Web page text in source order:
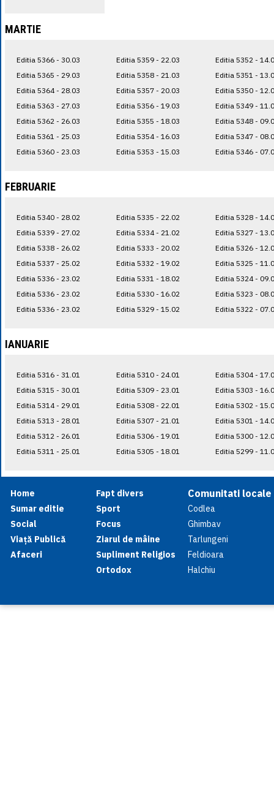
MARTIE
Editia 5366 - 30.03
Editia 5365 - 29.03
Editia 5364 - 28.03
Editia 5363 - 27.03
Editia 5362 - 26.03
Editia 5361 - 25.03
Editia 5360 - 23.03
Editia 5359 - 22.03
Editia 5358 - 21.03
Editia 5357 - 20.03
Editia 5356 - 19.03
Editia 5355 - 18.03
Editia 5354 - 16.03
Editia 5353 - 15.03
Editia 5352 -
Editia 5351 -
Editia 5350 -
Editia 5349 -
Editia 5348 -
Editia 5347 -
Editia 5346 -
FEBRUARIE
Editia 5340 - 28.02
Editia 5339 - 27.02
Editia 5338 - 26.02
Editia 5337 - 25.02
Editia 5336 - 23.02
Editia 5336 - 23.02
Editia 5336 - 23.02
Editia 5335 - 22.02
Editia 5334 - 21.02
Editia 5333 - 20.02
Editia 5332 - 19.02
Editia 5331 - 18.02
Editia 5330 - 16.02
Editia 5329 - 15.02
Editia 5328 -
Editia 5327 -
Editia 5326 -
Editia 5325 -
Editia 5324 -
Editia 5323 -
Editia 5322 -
IANUARIE
Editia 5316 - 31.01
Editia 5315 - 30.01
Editia 5314 - 29.01
Editia 5313 - 28.01
Editia 5312 - 26.01
Editia 5311 - 25.01
Editia 5310 - 24.01
Editia 5309 - 23.01
Editia 5308 - 22.01
Editia 5307 - 21.01
Editia 5306 - 19.01
Editia 5305 - 18.01
Editia 5304 -
Editia 5303 -
Editia 5302 -
Editia 5301 -
Editia 5300 -
Editia 5299 -
Home
Sumar editie
Social
Viață Publică
Afaceri
Fapt divers
Sport
Focus
Ziarul de mâine
Supliment Religios
Ortodox
Comunitati locale
Codlea
Ghimbav
Tarlungeni
Feldioara
Halchiu